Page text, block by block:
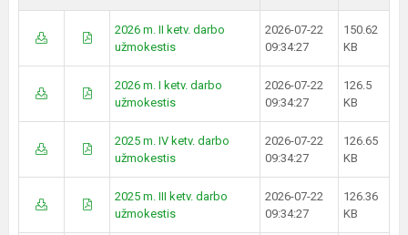
2026 m. II ketv. darbo
užmokestis
2026-07-22
09:34:27
150.62
KB
2026 m. I ketv. darbo
užmokestis
2026-07-22
09:34:27
126.5
KB
2025 m. IV ketv. darbo
užmokestis
2026-07-22
09:34:27
126.65
KB
2025 m. III ketv. darbo
užmokestis
2026-07-22
09:34:27
126.36
KB